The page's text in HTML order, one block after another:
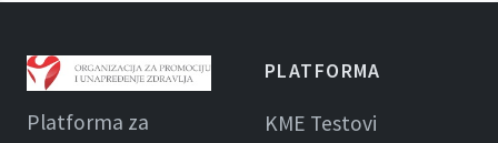
Platforma za
PLATFORMA
KME Testovi